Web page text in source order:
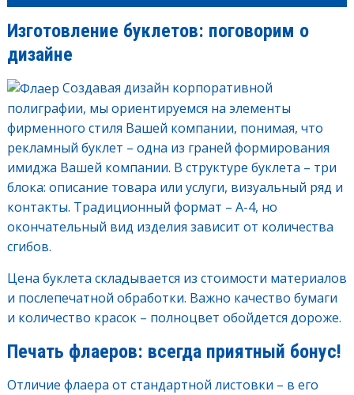
Изготовление буклетов: поговорим о
дизайне
Создавая дизайн корпоративной
полиграфии, мы ориентируемся на элементы
фирменного стиля Вашей компании, понимая, что
рекламный буклет – одна из граней формирования
имиджа Вашей компании. В структуре буклета – три
блока: описание товара или услуги, визуальный ряд и
контакты. Традиционный формат – А-4, но
окончательный вид изделия зависит от количества
сгибов.
Цена буклета складывается из стоимости материалов
и послепечатной обработки. Важно качество бумаги
и количество красок – полноцвет обойдется дороже.
Печать флаеров: всегда приятный бонус!
Отличие флаера от стандартной листовки – в его